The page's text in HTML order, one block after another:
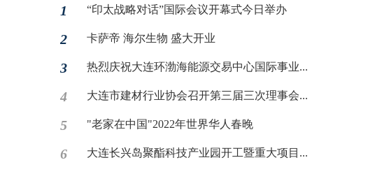
1 “印太战略对话”国际会议开幕式今日举办
2 卡萨帝 海尔生物 盛大开业
3 热烈庆祝大连环渤海能源交易中心国际事业...
4 大连市建材行业协会召开第三届三次理事会...
5 "老家在中国"2022年世界华人春晚
6 大连长兴岛聚酯科技产业园开工暨重大项目...